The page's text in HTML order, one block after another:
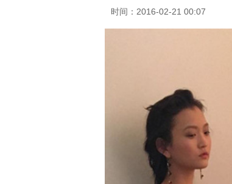
时间：2016-02-21 00:07